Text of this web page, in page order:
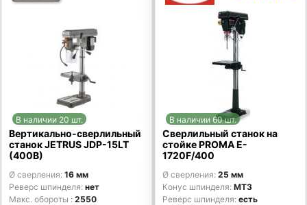
В наличии 20 шт.
Вертикально-сверлильный
станок JETRUS JDP-15LT
(400В)
Ø сверления 16 мм
Реверс шпинделя нет
Макс. обороты
2550
В наличии 60 шт.
Сверлильный станок на
стойке PROMA E-
1720F/400
Ø сверления 25 мм
Конус шпинделя MT3
Реверс шпинделя есть